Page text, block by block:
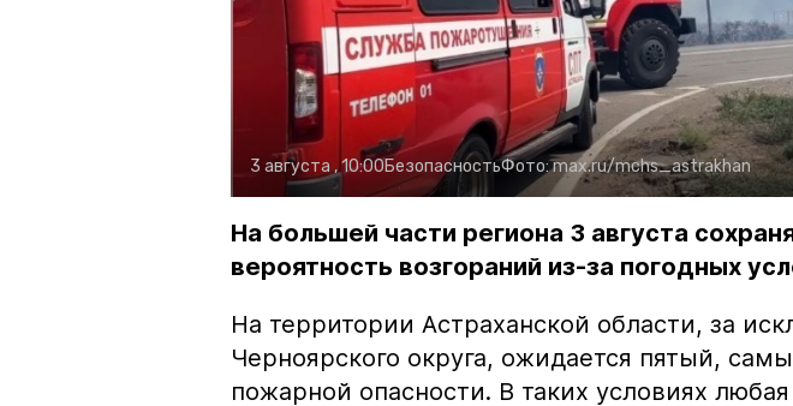
3 августа , 10:00БезопасностьФото:max.ru/mchs_astrakhan
На большей части региона 3 августа
вероятность возгораний из-за погодных
На территории Астраханской области, за
Черноярского округа, ожидается пятый,
пожарной опасности. В таких условиях